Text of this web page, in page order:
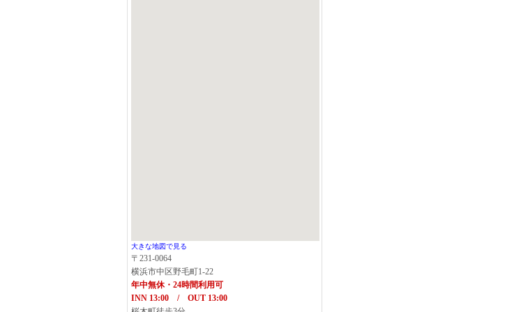
大きな地図で見る
〒231-0064
横浜市中区野毛町1-22
年中無休・24時間利用可
INN 13:00 / OUT 13:00